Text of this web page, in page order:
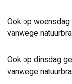
Ook op
vanwege
Ook op dinsdag
vanwege